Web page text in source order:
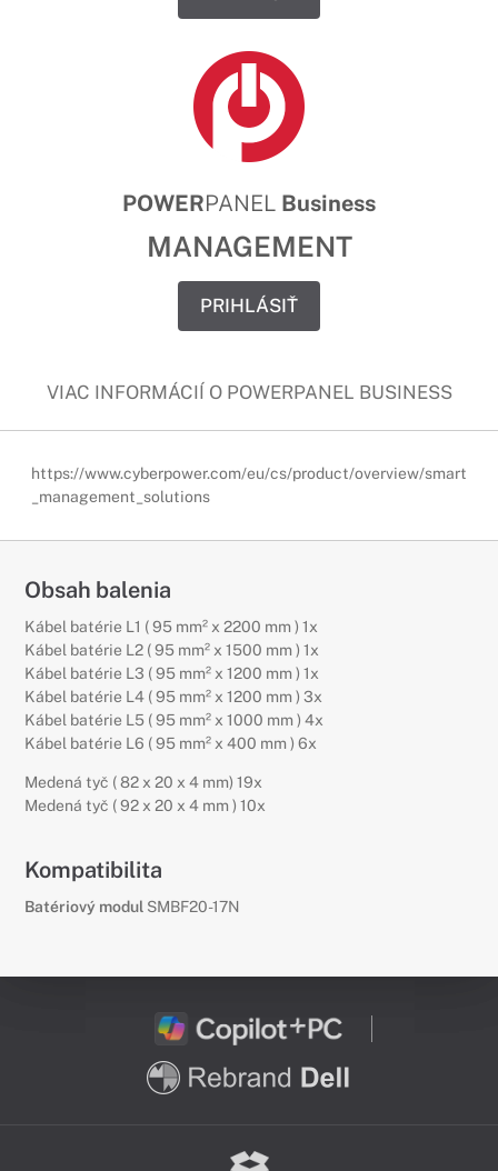
POWERPANEL Business
MANAGEMENT
PRIHLÁSIŤ
VIAC INFORMÁCIÍ O POWERPANEL BUSINESS
https://www.cyberpower.com/eu/cs/product/overview/smart
_management_solutions
Obsah balenia
Kábel batérie L1 ( 95 mm² x 2200 mm ) 1x
Kábel batérie L2 ( 95 mm² x 1500 mm ) 1x
Kábel batérie L3 ( 95 mm² x 1200 mm ) 1x
Kábel batérie L4 ( 95 mm² x 1200 mm ) 3x
Kábel batérie L5 ( 95 mm² x 1000 mm ) 4x
Kábel batérie L6 ( 95 mm² x 400 mm ) 6x
Medená tyč ( 82 x 20 x 4 mm) 19x
Medená tyč ( 92 x 20 x 4 mm ) 10x
Kompatibilita
Batériový modul SMBF20-17N